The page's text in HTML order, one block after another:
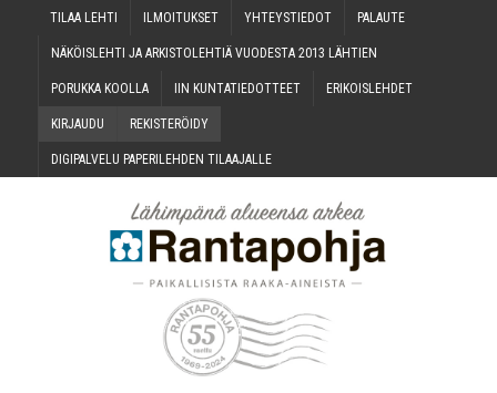
TILAA LEH­TI ILMOI­TUK­SET YHTEYS­TIE­DOT PALAU­TE
NÄKÖIS­LEH­TI JA ARKIS­TO­LEH­TIÄ VUO­DES­TA 2013 LÄHTIEN
PORUK­KA KOOLLA IIN KUN­TA­TIE­DOT­TEET ERI­KOIS­LEH­DET
KIR­JAU­DU REKIS­TE­RÖI­DY
DIGI­PAL­VE­LU PAPE­RI­LEH­DEN TILAAJALLE